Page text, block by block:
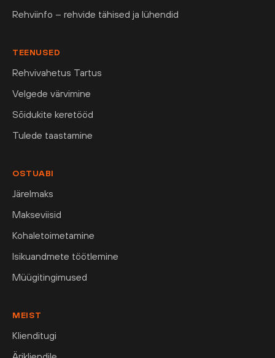
Rehviinfo – rehvide tähised ja lühendid
TEENUSED
Rehvivahetus Tartus
Velgede värvimine
Sõidukite keretööd
Tulede taastamine
OSTUABI
Järelmaks
Makseviisid
Kohaletoimetamine
Isikuandmete töötlemine
Müügitingimused
MEIST
Klienditugi